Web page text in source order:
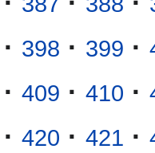
· 398 · 399 ·
· 409 · 410 ·
· 420 · 421 ·